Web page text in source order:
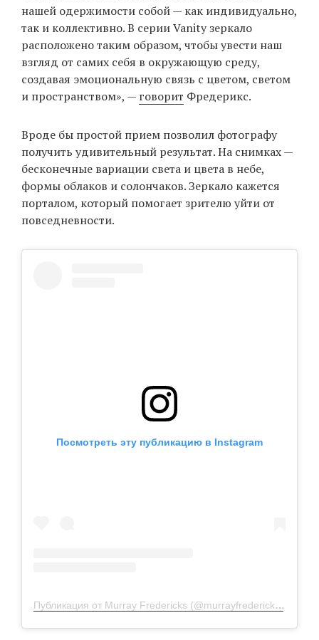
EN
UA
нашей одержимости собой — как индивидуально,
так и коллективно. В серии Vanity зеркало
расположено таким образом, чтобы увести наш
взгляд от самих себя в окружающую среду,
создавая эмоциональную связь с цветом, светом
и пространством», — говорит Фредерикс.
Вроде бы простой прием позволил фотографу
получить удивительный результат. На снимках —
бесконечные вариации света и цвета в небе,
формы облаков и солончаков. Зеркало кажется
порталом, который помогает зрителю уйти от
повседневности.
Посмотреть эту публикацию в Instagram
Публикация от Murray Fredericks (@murrayfredericks)